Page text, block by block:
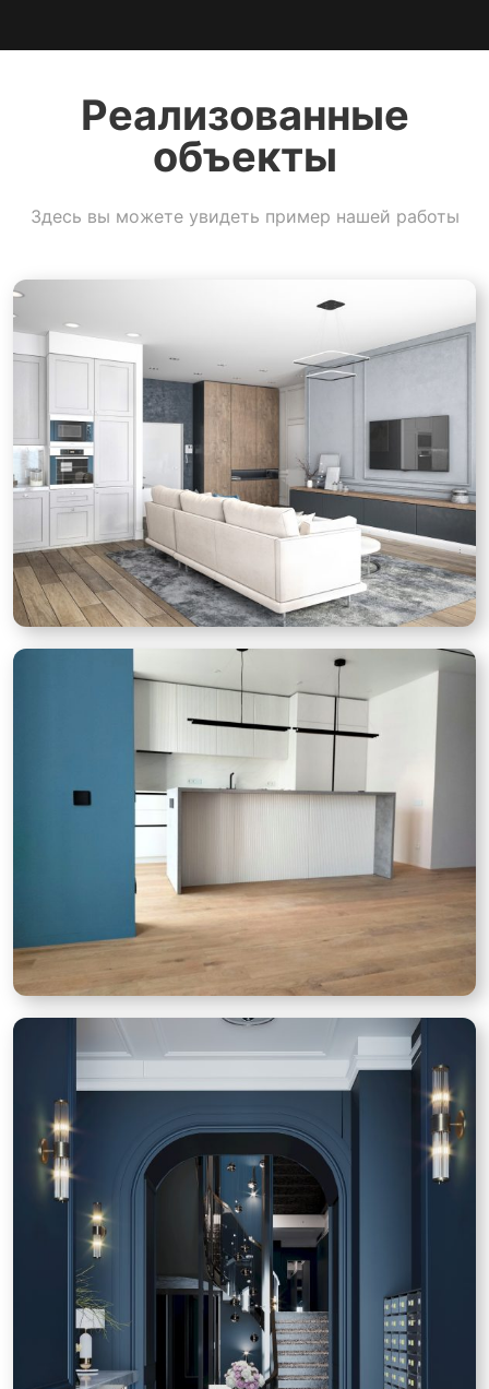
Реализованные
объекты
Здесь вы можете увидеть пример нашей работы